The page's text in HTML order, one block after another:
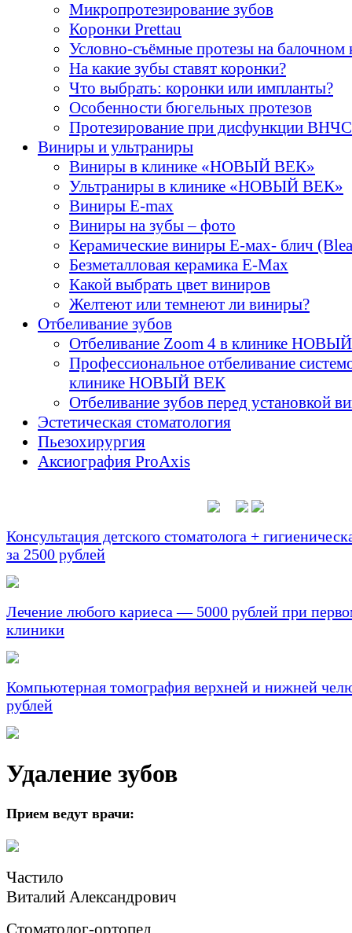
Микропротезирование зубов
Коронки Prettau
Условно-съёмные протезы на балочном
На какие зубы ставят коронки?
Что выбрать: коронки или импланты?
Особенности бюгельных протезов
Протезирование при дисфункции ВНЧС
Виниры и ультраниры
Виниры в клинике «НОВЫЙ ВЕК»
Ультраниры в клинике «НОВЫЙ ВЕК»
Виниры E-max
Виниры на зубы – фото
Керамические виниры E-мах- блич
Безметалловая керамика E-Max
Какой выбрать цвет виниров
Желтеют или темнеют ли виниры?
Отбеливание зубов
Отбеливание Zoom 4 в клинике
Профессиональное отбеливание
клинике НОВЫЙ ВЕК
Отбеливание зубов перед установкой
Эстетическая стоматология
Пьезохирургия
Аксиография ProAxis
Консультация детского стоматолога +
за 2500 рублей
Лечение любого кариеса — 5000 рублей при
клиники
Компьютерная томография верхней и нижней
рублей
Удаление зубов
Прием ведут врачи:
Частило
Виталий Александрович